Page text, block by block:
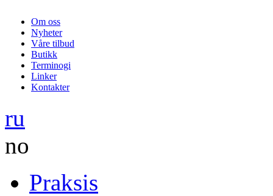
Om oss
Nyheter
Våre tilbud
Butikk
Terminogi
Linker
Kontakter
ru
no
Praksis